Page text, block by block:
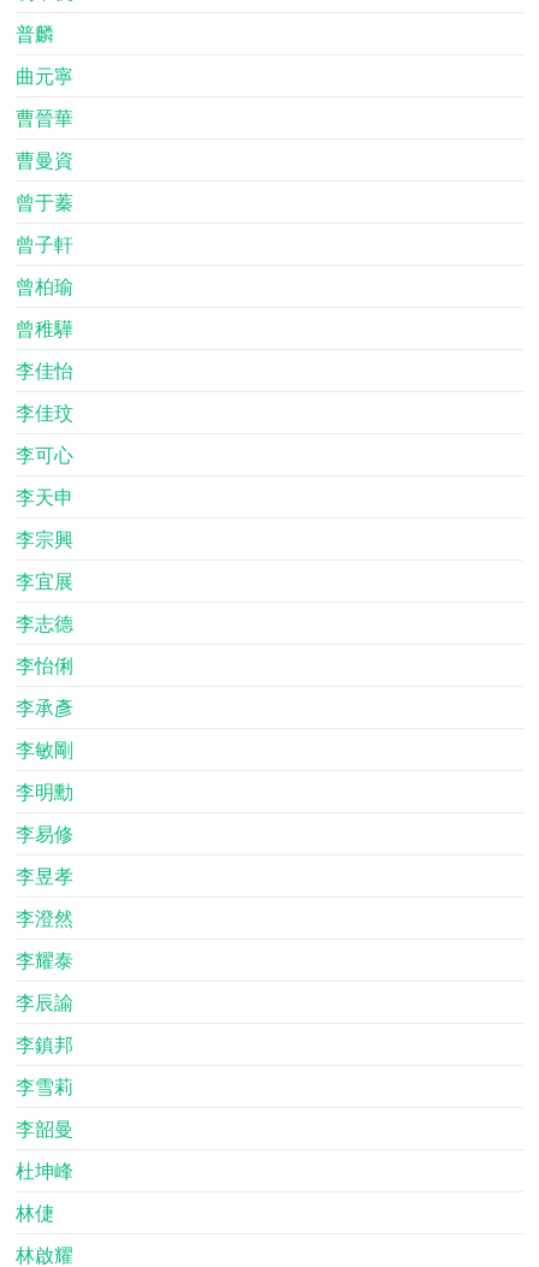
普麟
曲元寧
曹晉華
曹曼資
曾于蓁
曾子軒
曾柏瑜
曾稚驊
李佳怡
李佳玟
李可心
李天申
李宗興
李宜展
李志德
李怡俐
李承彥
李敏剛
李明勳
李易修
李昱孝
李澄然
李耀泰
李辰諭
李鎮邦
李雪莉
李韶曼
杜坤峰
林倢
林啟耀